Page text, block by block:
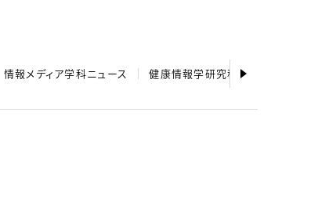
情報メディア学科ニュース 健康情報学研究科ニュース